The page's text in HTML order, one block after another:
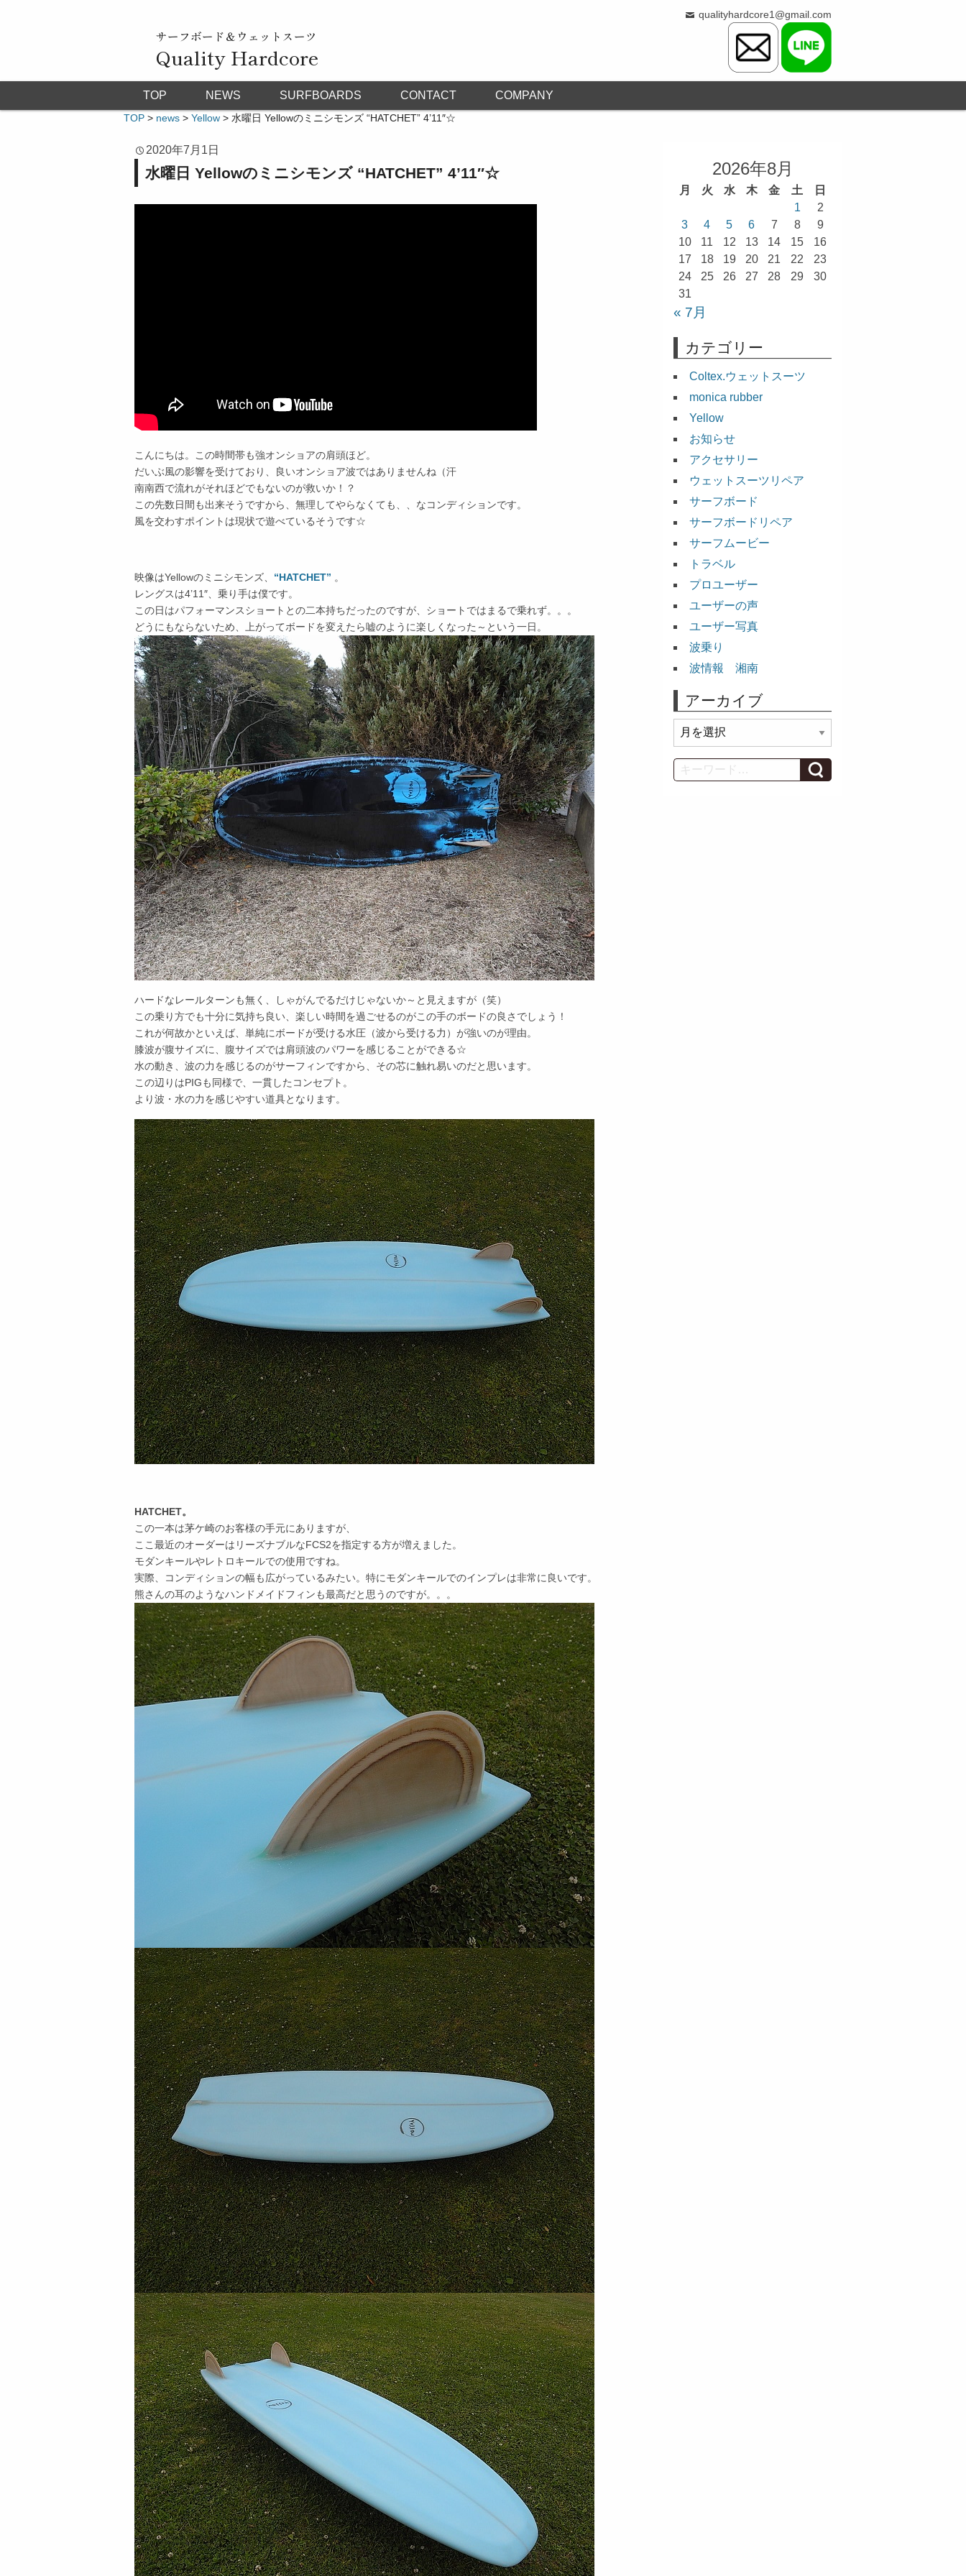
サーフボード＆ウェットスーツ
Quality Hardcore
qualityhardcore1@gmail.com
TOP NEWS SURFBOARDS CONTACT COMPANY
TOP > news > Yellow > 水曜日 Yellowのミニシモンズ “HATCHET” 4’11″☆
2020年7月1日
水曜日 Yellowのミニシモンズ “HATCHET” 4’11″☆
こんにちは。この時間帯も強オンショアの肩頭ほど。
だいぶ風の影響を受けており、良いオンショア波ではありませんね（汗
南南西で流れがそれほどでもないのが救いか！？
この先数日間も出来そうですから、無理してやらなくても、、なコンディションです。
風を交わすポイントは現状で遊べているそうです☆
映像はYellowのミニシモンズ、 “HATCHET” 。
レングスは4’11″、乗り手は僕です。
この日はパフォーマンスショートとの二本持ちだったのですが、ショートではまるで乗れず。。。
どうにもならないため、上がってボードを変えたら嘘のように楽しくなった～という一日。
ハードなレールターンも無く、しゃがんでるだけじゃないか～と見えますが（笑）
この乗り方でも十分に気持ち良い、楽しい時間を過ごせるのがこの手のボードの良さでしょう！
これが何故かといえば、単純にボードが受ける水圧（波から受ける力）が強いのが理由。
膝波が腹サイズに、腹サイズでは肩頭波のパワーを感じることができる☆
水の動き、波の力を感じるのがサーフィンですから、その芯に触れ易いのだと思います。
この辺りはPIGも同様で、一貫したコンセプト。
より波・水の力を感じやすい道具となります。
HATCHET。
この一本は茅ケ崎のお客様の手元にありますが、
ここ最近のオーダーはリーズナブルなFCS2を指定する方が増えました。
モダンキールやレトロキールでの使用ですね。
実際、コンディションの幅も広がっているみたい。特にモダンキールでのインプレは非常に良いです。
熊さんの耳のようなハンドメイドフィンも最高だと思うのですが。。。
2026年8月
月 火 水 木 金 土
日
1
2
3
4 5 6 7 8
9
10
11 12 13 14 15
16
17
18 19 20 21 22
23
24
25 26 27 28 29
30
31
« 7月
カテゴリー
Coltex.ウェットスーツ
monica rubber
Yellow
お知らせ
アクセサリー
ウェットスーツリペア
サーフボード
サーフボードリペア
サーフムービー
トラベル
プロユーザー
ユーザーの声
ユーザー写真
波乗り
波情報 湘南
アーカイブ
ー
カ
イ
Search